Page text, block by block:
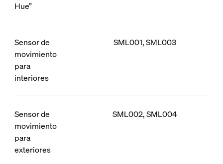
Hue”
Sensor de
movimiento
para
interiores
SML001, SML003
Sensor de
movimiento
para
exteriores
SML002, SML004